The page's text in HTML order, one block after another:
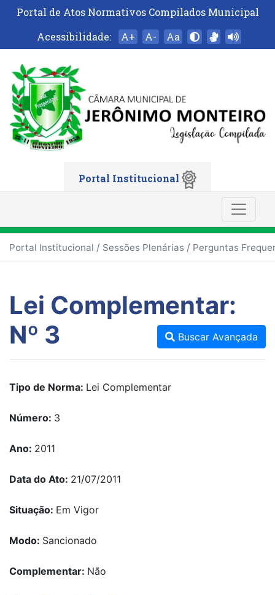
Portal de Atos Normativos Compilados Municipal
Acessibilidade:
A+ A- Aa
Portal Institucional
Portal Institucional / Sessões Plenárias / Perguntas
Lei Complementar:
Nº 3
Buscar Avançada
Tipo de Norma: Lei Complementar
Número: 3
Ano: 2011
Data do Ato: 21/07/2011
Situação: Em Vigor
Modo: Sancionado
Complementar: Não